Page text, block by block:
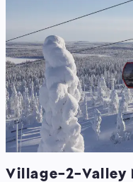
Village-2-Valley